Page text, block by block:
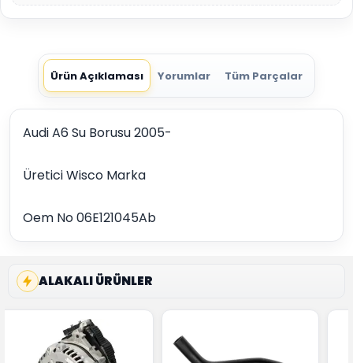
Ürün Açıklaması Yorumlar Tüm Parçalar
Audi A6 Su Borusu 2005-
Üretici Wisco Marka
Oem No 06E121045Ab
ALAKALI ÜRÜNLER